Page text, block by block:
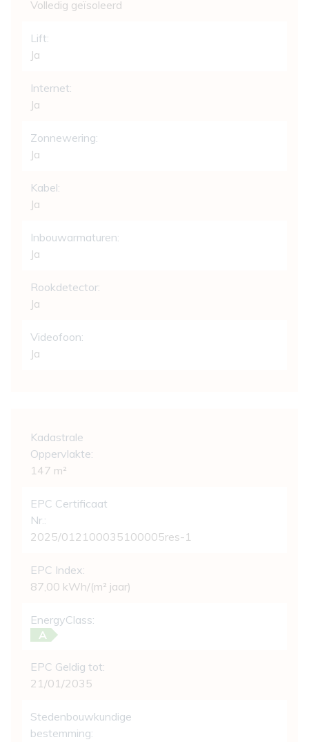
Volledig geïsoleerd
Lift:
Ja
Internet:
Ja
Zonnewering:
Ja
Kabel:
Ja
Inbouwarmaturen:
Ja
Rookdetector:
Ja
Videofoon:
Ja
Kadastrale
Oppervlakte:
147 m²
EPC Certificaat
Nr.:
2025/012100035100005res-1
EPC Index:
87,00 kWh/(m² jaar)
EnergyClass:
A
EPC Geldig tot:
21/01/2035
Stedenbouwkundige
bestemming: